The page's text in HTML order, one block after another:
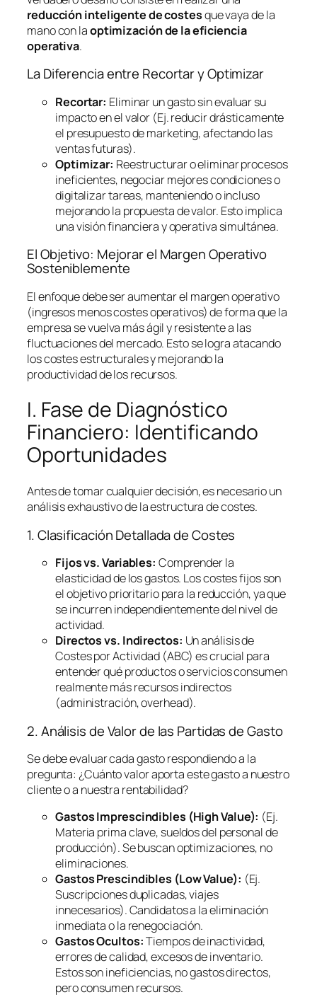
reducción inteligente de costesque vaya de la
mano con laoptimización de la eficiencia
operativa.
La Diferencia entre Recortar y Optimizar
Recortar: Eliminar un gasto sin evaluar su
impacto en el valor (Ej. reducir drásticamente
el presupuesto de marketing, afectando las
ventas futuras).
Optimizar: Reestructurar o eliminar procesos
ineficientes, negociar mejores condiciones o
digitalizar tareas, manteniendo o incluso
mejorando la propuesta de valor. Esto implica
una visión financiera y operativa simultánea.
El Objetivo: Mejorar el Margen Operativo
Sosteniblemente
El enfoque debe ser aumentar el margen operativo
(ingresos menos costes operativos) de forma que la
empresa se vuelva más ágil y resistente a las
fluctuaciones del mercado. Esto se logra atacando
los costes estructurales y mejorando la
productividad de los recursos.
I. Fase de Diagnóstico
Financiero: Identificando
Oportunidades
Antes de tomar cualquier decisión, es necesario un
análisis exhaustivo de la estructura de costes.
1. Clasificación Detallada de Costes
Fijos vs. Variables: Comprender la
elasticidad de los gastos. Los costes fijos son
el objetivo prioritario para la reducción, ya que
se incurren independientemente del nivel de
actividad.
Directos vs. Indirectos: Un análisis de
Costes por Actividad (ABC) es crucial para
entender qué productos o servicios consumen
realmente más recursos indirectos
(administración,overhead).
2. Análisis de Valor de las Partidas de Gasto
Se debe evaluar cada gasto respondiendo a la
pregunta: ¿Cuánto valor aporta este gasto a nuestro
cliente o a nuestra rentabilidad?
Gastos Imprescindibles (High Value): (Ej.
Materia prima clave, sueldos del personal de
producción). Se buscan optimizaciones, no
eliminaciones.
Gastos Prescindibles (Low Value): (Ej.
Suscripciones duplicadas, viajes
innecesarios). Candidatos a la eliminación
inmediata o la renegociación.
Gastos Ocultos:Tiempos de inactividad,
errores de calidad, excesos de inventario.
Estos son ineficiencias, no gastos directos,
pero consumen recursos.